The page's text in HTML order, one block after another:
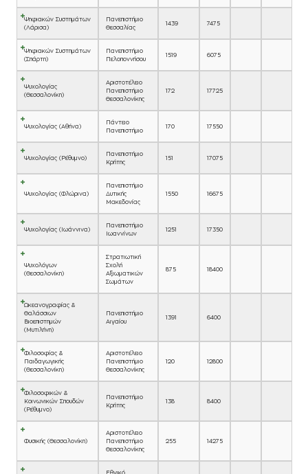
Ψηφιακών Συστημάτων
(Λάρισα)
Πανεπιστήμιο
Θεσσαλίας
1439 7475
Ψηφιακών Συστημάτων
(Σπάρτη)
Πανεπιστήμιο
Πελοποννήσου
1519 6075
Ψυχολογίας
(Θεσσαλονίκη)
Αριστοτέλειο
Πανεπιστήμιο
Θεσσαλονίκης
172 17725
Ψυχολογίας (Αθήνα)
Πάντειο
Πανεπιστήμιο
170 17550
Ψυχολογίας (Ρέθυμνο)
Πανεπιστήμιο
Κρήτης
151 17075
Ψυχολογίας (Φλώρινα)
Πανεπιστήμιο
Δυτικής
Μακεδονίας
1550 16675
Ψυχολογίας (Ιωάννινα)
Πανεπιστήμιο
Ιωαννίνων
1251 17350
Ψυχολόγων
(Θεσσαλονίκη)
Στρατιωτική
Σχολή
Αξιωματικών
Σωμάτων
875 18400
Ωκεανογραφίας &
Θαλάσσιων
Βιοεπιστημών
(Μυτιλήνη)
Πανεπιστήμιο
Αιγαίου
1391 6400
Φιλοσοφίας &
Παιδαγωγικής
(Θεσσαλονίκη)
Αριστοτέλειο
Πανεπιστήμιο
Θεσσαλονίκης
120 12800
Φιλοσοφικών &
Κοινωνικών Σπουδών
(Ρέθυμνο)
Πανεπιστήμιο
Κρήτης
138 8400
Φυσικής (Θεσσαλονίκη)
Αριστοτέλειο
Πανεπιστήμιο
Θεσσαλονίκης
255 14275
Εθνικό